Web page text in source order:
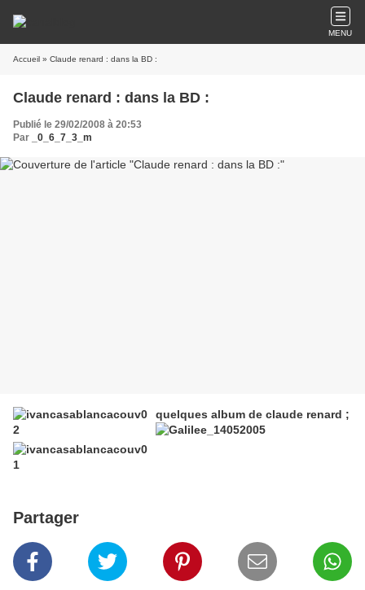
MENU
Accueil » Claude renard : dans la BD :
Claude renard : dans la BD :
Publié le 29/02/2008 à 20:53
Par
_0_6_7_3_m
quelques album de claude renard ;
Partager